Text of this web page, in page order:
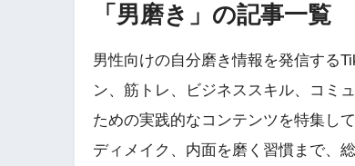
「男磨き」の記事一覧
男性向けの自分磨き情報を発信する
ン、筋トレ、ビジネススキル、コミ
ための実践的なコンテンツを特集し
ディメイク、内面を磨く習慣まで、